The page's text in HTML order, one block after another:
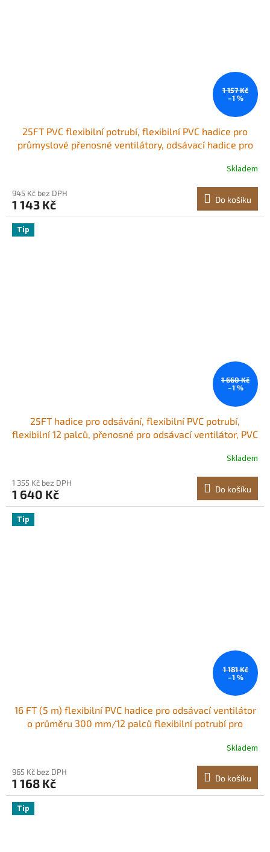
1 157 Kč
–1 %
25FT PVC flexibilní potrubí, flexibilní PVC hadice pro
průmyslové přenosné ventilátory, odsávací hadice pro
Skladem
945 Kč bez DPH
1 143 Kč Do košíku
Tip
1 660 Kč
–1 %
25FT hadice pro odsávání, flexibilní PVC potrubí,
flexibilní 12 palců, přenosné pro odsávací ventilátor, PVC
Skladem
1 355 Kč bez DPH
1 640 Kč Do košíku
Tip
1 181 Kč
–1 %
16 FT (5 m) flexibilní PVC hadice pro odsávací ventilátor
o průměru 300 mm/12 palců flexibilní potrubí pro
Skladem
965 Kč bez DPH
1 168 Kč Do košíku
Tip